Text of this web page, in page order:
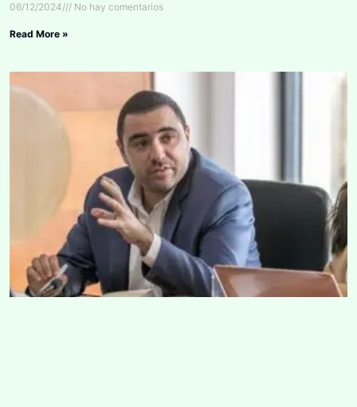
06/12/2024 No hay comentarios
Read More »